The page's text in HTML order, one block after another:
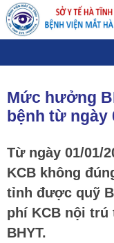
Mức hưởng
bệnh từ ngày
Từ ngày 01/01/
KCB không
tỉnh được quỹ
phí KCB nội
BHYT.
Đã kết nối EMC